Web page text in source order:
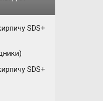
SDS+
SDS+